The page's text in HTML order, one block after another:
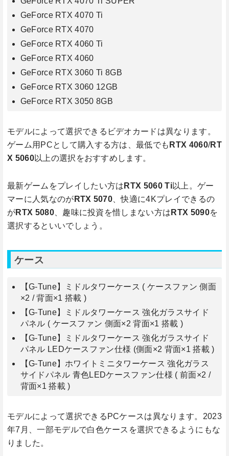
GeForce RTX 4070 Ti
GeForce RTX 4070
GeForce RTX 4060 Ti
GeForce RTX 4060
GeForce RTX 3060 Ti 8GB
GeForce RTX 3060 12GB
GeForce RTX 3050 8GB
モデルによって選択できるビデオカードは異なります。
ゲーム用PCとして購入する方は、最低でも RTX 4060/RT
X 5060以上の選択をおすすめします。
最新ゲームをプレイしたい方は RTX 5060 Ti以上。ゲー
マーに人気なのが RTX 5070 、快適に4Kプレイできるの
がRTX 5080、趣味に投資を惜しまない方は RTX 5090を
選択するといいでしょう。
ケース
【G-Tune】ミドルタワーケース ( ケースファン 側面
×2 / 背面×1 搭載 )
【G-Tune】ミドルタワーケース 強化ガラスサイド
パネル ( ケースファン 側面×2 背面×1 搭載 )
【G-Tune】ミドルタワーケース 強化ガラスサイド
パネル LEDケースファン仕様 (側面×2 背面×1 搭載 )
【G-Tune】ホワイトミニタワーケース 強化ガラス
サイドパネル 青色LEDケースファン仕様 ( 前面×2 /
背面×1 搭載 )
モデルによって選択できるPCケースは異なります。2023
年7月、一部モデルで白色ケースを選択できるようにもな
りました。